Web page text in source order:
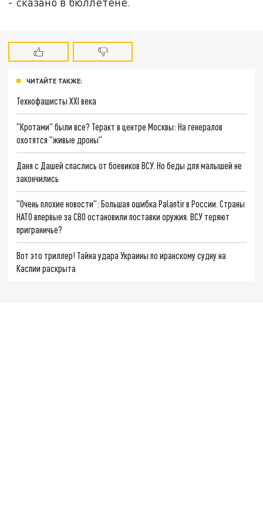
ЧИТАЙТЕ ТАКЖЕ:
Технофашисты XXI века
"Кротами" были все? Теракт в центре Москвы: На генералов
охотятся "живые дроны"
Даня с Дашей спаслись от боевиков ВСУ. Но беды для малышей не
закончились
"Очень плохие новости": Большая ошибка Palantir в России. Страны
НАТО впервые за СВО остановили поставки оружия. ВСУ теряют
приграничье?
Вот это триллер! Тайна удара Украины по иранскому судну на
Каспии раскрыта